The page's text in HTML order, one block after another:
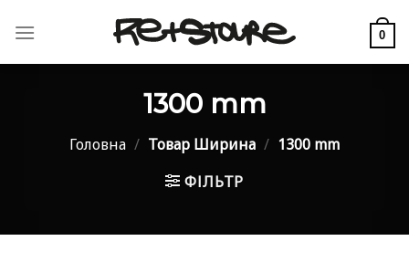
0
1300 mm
Головна / Товар Ширина / 1300 mm
ФІЛЬТР